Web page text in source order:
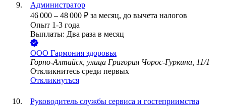
Администратор
46 000 – 48 000 ₽ за месяц, до вычета налогов
Опыт 1-3 года
Выплаты: Два раза в месяц
ООО Гармония здоровья
Горно-Алтайск, улица Григория Чорос-Гуркина, 11/1
Откликнитесь среди первых
Откликнуться
Руководитель службы сервиса и гостеприимства